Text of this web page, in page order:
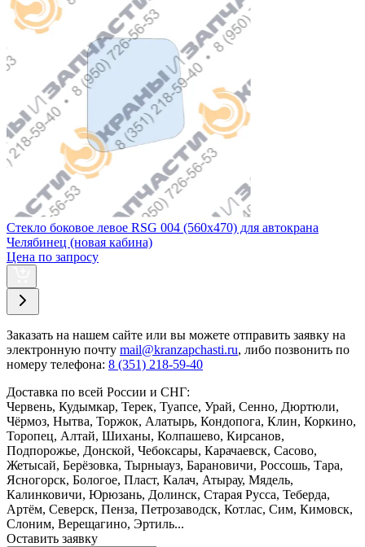
Стекло боковое левое RSG 004 (560х470) для автокрана
Челябинец (новая кабина)
Цена по запросу
Заказать на нашем сайте или вы можете отправить заявку на
электронную почту mail@kranzapchasti.ru, либо позвонить по
номеру телефона: 8 (351) 218-59-40
Доставка по всей России и СНГ:
Червень, Кудымкар, Терек, Туапсе, Урай, Сенно, Дюртюли,
Чёрмоз, Нытва, Торжок, Алатырь, Кондопога, Клин, Коркино,
Торопец, Алтай, Шиханы, Колпашево, Кирсанов,
Подпорожье, Донской, Чебоксары, Карачаевск, Сасово,
Жетысай, Берёзовка, Тырныауз, Барановичи, Россошь, Тара,
Ясногорск, Бологое, Пласт, Калач, Атырау, Мядель,
Калинковичи, Юрюзань, Долинск, Старая Русса, Теберда,
Артём, Северск, Пенза, Петрозаводск, Котлас, Сим, Кимовск,
Слоним, Верещагино, Эртиль...
Оставить заявку